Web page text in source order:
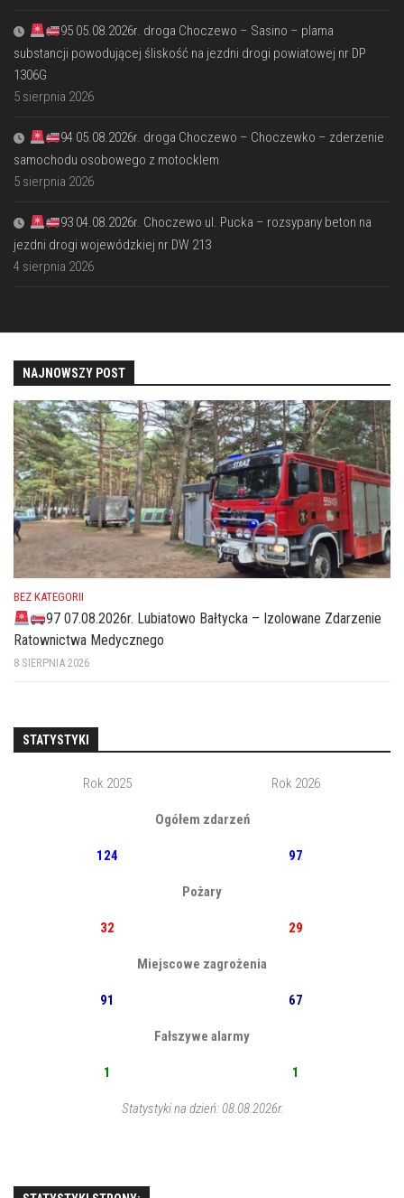
95 05.08.2026r. droga Choczewo – Sasino – plama
substancji powodującej śliskość na jezdni drogi powiatowej nr DP
1306G
5 sierpnia 2026
94 05.08.2026r. droga Choczewo – Choczewko – zderzenie
samochodu osobowego z motocklem
5 sierpnia 2026
93 04.08.2026r. Choczewo ul. Pucka – rozsypany beton na
jezdni drogi wojewódzkiej nr DW 213
4 sierpnia 2026
NAJNOWSZY POST
BEZ KATEGORII
97 07.08.2026r. Lubiatowo Bałtycka – Izolowane Zdarzenie
Ratownictwa Medycznego
8 SIERPNIA 2026
STATYSTYKI
Rok 2025 Rok 2026
Ogółem zdarzeń
124 97
Pożary
32 29
Miejscowe zagrożenia
91 67
Fałszywe alarmy
1 1
Statystyki na dzień: 08.08.2026r.